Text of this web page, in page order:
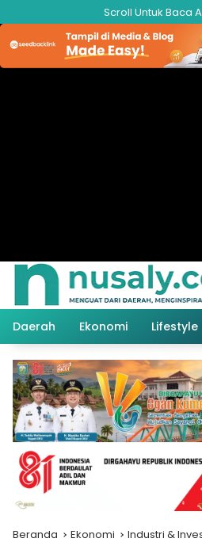
ke
konten
Scroll Untuk Baca
Daerah Ekonomi Lifestyle
Beranda Ekonomi Industri &